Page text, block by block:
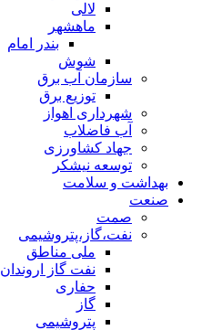
لالی
ماهشهر
بندر امام
شوش
سازمان آب برق
توزیع برق
شهرداری اهواز
آب فاضلاب
جهاد کشاورزی
توسعه نیشکر
بهداشت و سلامت
صنعت
صمت
نفت،گاز،پتروشیمی
ملی مناطق
نفت گاز اروندان
حفاری
گاز
پتروشیمی